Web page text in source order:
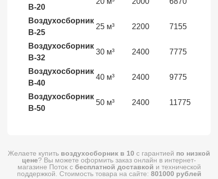
В-20
Воздухосборник
В-25
25 м³ 2200 7155
Воздухосборник
В-32
30 м³ 2400 7775
Воздухосборник
В-40
40 м³ 2400 9775
Воздухосборник
В-50
50 м³ 2400 11775
Желаете купить воздухосборник в 10 с гарантией по низкой
цене? Вы можете оформить заказ онлайн в интернет-
магазине Поток с бесплатной доставкой и технической
поддержкой. Стоимость товара на сайте: 801000 рублей